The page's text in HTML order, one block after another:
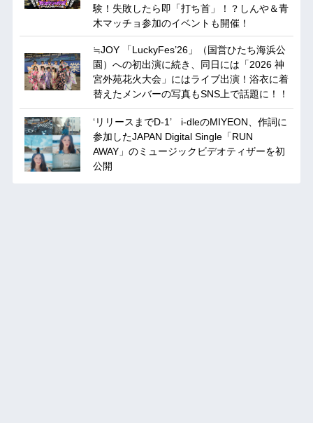
験！失敗したら即「打ち首」！？しんや＆青
木マッチョ参加のイベントも開催！
≒JOY 「LuckyFes’26」（国営ひたち海浜公
園）への初出演に続き、同日には「2026 神
宮外苑花火大会」にはライブ出演！浴衣に着
替えたメンバーの写真もSNS上で話題に！！
‘リリースまでD-1’ i-dleのMIYEON、作詞に
参加したJAPAN Digital Single「RUN
AWAY」のミュージックビデオティザーを初
公開